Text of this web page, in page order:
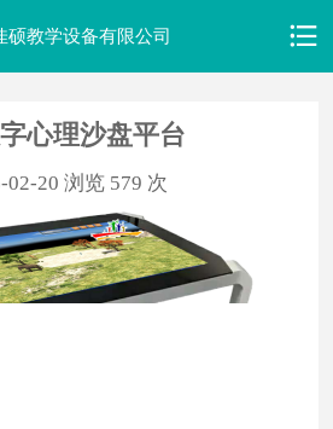
硕教学设备有限公司
心理沙盘平台
02-20 浏览 579 次